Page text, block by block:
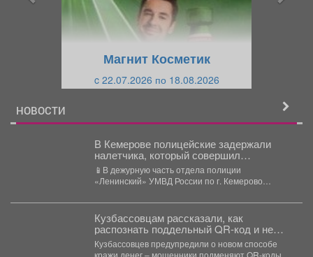
Магнит Косметик
c 22.07.2026 по 18.08.2026
НОВОСТИ
В Кемерове полицейские задержали
налетчика, который совершил
разбойное нападение на прохожего
📱В дежурную часть отдела полиции
«Ленинский» УМВД России по г. Кемерово
Кузбассовцам рассказали, как
распознать поддельный QR-код и не
лишиться денег
Кузбассовцев предупредили о новом способе